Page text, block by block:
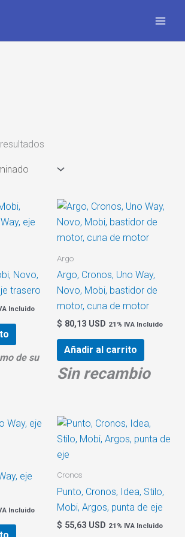
Novo,
trasero
Incluido
de su
Argo
Argo, Cronos, Uno Way,
Novo, Mobi, bastidor de
motor, cuna de motor
$ 80,13 USD 21% IVA Incluido
Añadir al carrito
Sin recambio
eje
Incluido
Cronos
Punto, Cronos, Idea, Stilo,
Mobi, Argos, punta de eje
$ 55,63 USD 21% IVA Incluido